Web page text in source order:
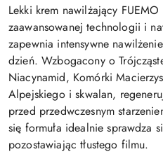
Lekki krem nawilżający
zaawansowanej technologii i
zapewnia intensywne
dzień. Wzbogacony o
Niacynamid, Komórki
Alpejskiego i skwalan,
przed przedwczesnym
się formuła idealnie sprawdza
pozostawiając tłustego filmu.